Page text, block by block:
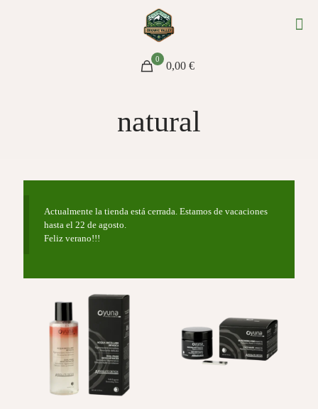
0
0,00 €
natural
Actualmente la tienda está cerrada. Estamos de vacaciones
hasta el 22 de agosto.
Feliz verano!!!